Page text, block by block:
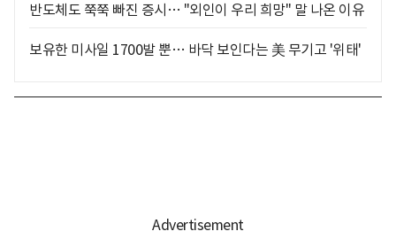
반도체도 쭉쭉 빠진 증시… "외인이 우리 희망" 말 나온 이유
보유한 미사일 1700발 뿐… 바닥 보인다는 美 무기고 '위태'